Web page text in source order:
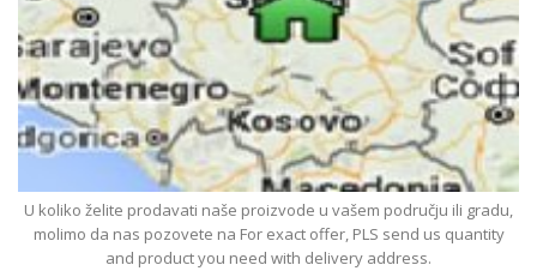
U koliko želite prodavati naše proizvode u vašem području ili gradu,
molimo da nas pozovete na For exact offer, PLS send us quantity
and product you need with delivery address.